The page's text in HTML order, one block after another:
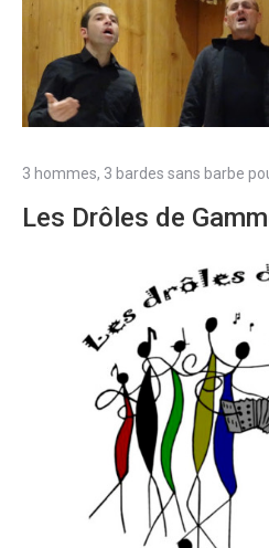
3 hommes, 3 bardes sans barbe
Les Drôles de